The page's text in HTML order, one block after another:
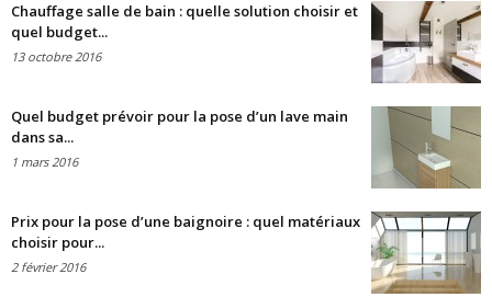
Chauffage salle de bain : quelle solution choisir et
quel budget...
13 octobre 2016
Quel budget prévoir pour la pose d’un lave main
dans sa...
1 mars 2016
Prix pour la pose d’une baignoire : quel matériaux
choisir pour...
2 février 2016